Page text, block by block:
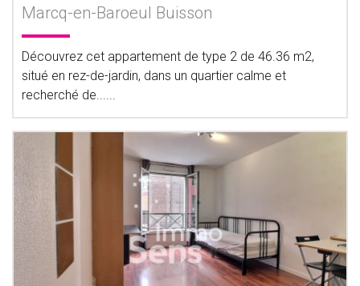
Marcq-en-Baroeul Buisson
Découvrez cet appartement de type 2 de 46.36 m2,
situé en rez-de-jardin, dans un quartier calme et
recherché de......